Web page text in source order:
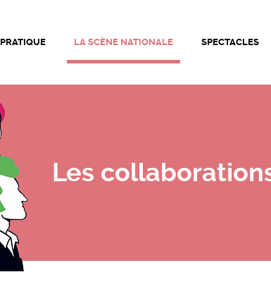
PRATIQUE LA SCÈNE NATIONALE SPECTACLES
Les